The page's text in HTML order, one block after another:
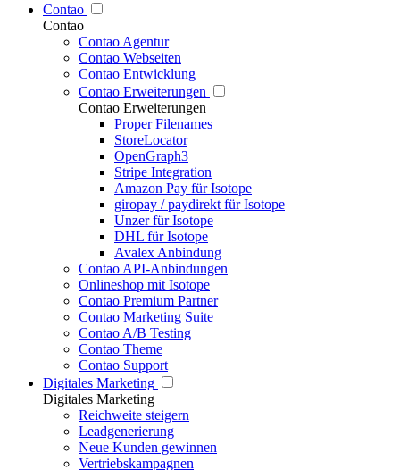
Contao
Contao
Contao Agentur
Contao Webseiten
Contao Entwicklung
Contao Erweiterungen
Contao Erweiterungen
Proper Filenames
StoreLocator
OpenGraph3
Stripe Integration
Amazon Pay für Isotope
giropay / paydirekt für Isotope
Unzer für Isotope
DHL für Isotope
Avalex Anbindung
Contao API-Anbindungen
Onlineshop mit Isotope
Contao Premium Partner
Contao Marketing Suite
Contao A/B Testing
Contao Theme
Contao Support
Digitales Marketing
Digitales Marketing
Reichweite steigern
Leadgenerierung
Neue Kunden gewinnen
Vertriebskampagnen